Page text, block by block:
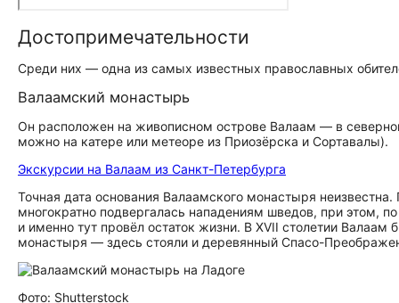
До­сто­при­ме­ча­тель­но­сти
Среди них — одна из самых известных православных
Валаамский монастырь
Он расположен на живописном острове Валаам — в
можно на катере или метеоре из Приозёрска и Сортавалы).
Экскурсии на Валаам из Санкт-Петербурга
Точная дата основания Валаамского монастыря
многократно подвергалась нападениям шведов, при этом,
и именно тут провёл остаток жизни. В XVII столетии
монастыря — здесь стояли и деревянный Спасо-
Фото: Shutterstock